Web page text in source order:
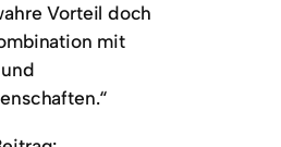
Vorteil doch
mit